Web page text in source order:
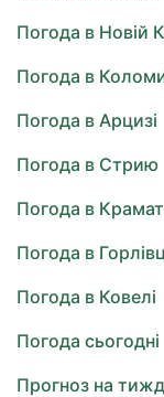
Погода в Новій
Погода в
Погода в Арцизі
Погода в Стрию
Погода в
Погода в
Погода в Ковелі
Погода сьогодні
Прогноз на